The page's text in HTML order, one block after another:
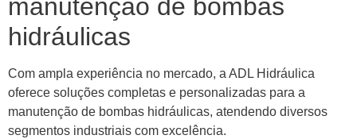
manutenção de bombas
hidráulicas
Com ampla experiência no mercado, a ADL Hidráulica
oferece soluções completas e personalizadas para a
manutenção de bombas hidráulicas, atendendo diversos
segmentos industriais com excelência.